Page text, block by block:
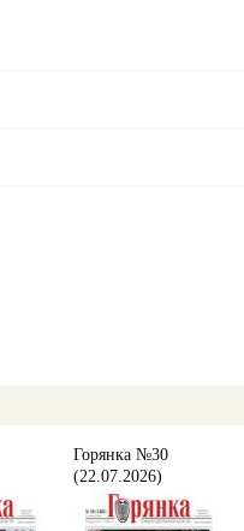
Горянка №30
(22.07.2026)